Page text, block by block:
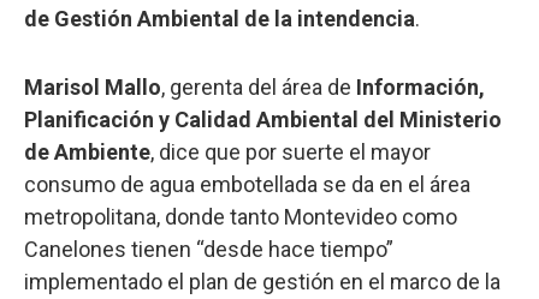
de Gestión Ambiental de la intendencia.
Marisol Mallo, gerenta del área de Información,
Planificación y Calidad Ambiental del Ministerio
de Ambiente, dice que por suerte el mayor
consumo de agua embotellada se da en el área
metropolitana, donde tanto Montevideo como
Canelones tienen “desde hace tiempo”
implementado el plan de gestión en el marco de la